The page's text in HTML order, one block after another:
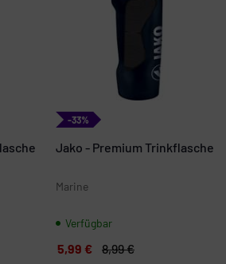
-33%
Jako - Premium Trinkflasche
Marine
Verfügbar
5,99 € 8,99 €